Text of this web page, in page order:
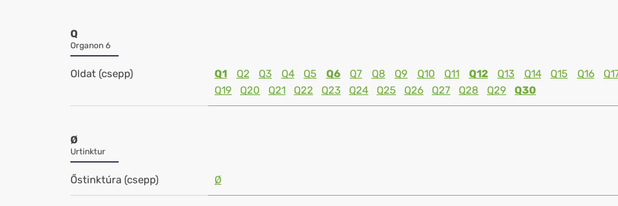
Q
Organon 6
Oldat (csepp) Q1 Q2 Q3 Q4 Q5 Q6 Q7 Q8 Q9 Q10 Q11 Q12 Q13 Q14 Q15 Q16
Q19
Q20 Q21 Q22 Q23 Q24 Q25 Q26 Q27 Q28 Q29 Q30
Ø
Urtinktur
Őstinktúra (csepp) Ø